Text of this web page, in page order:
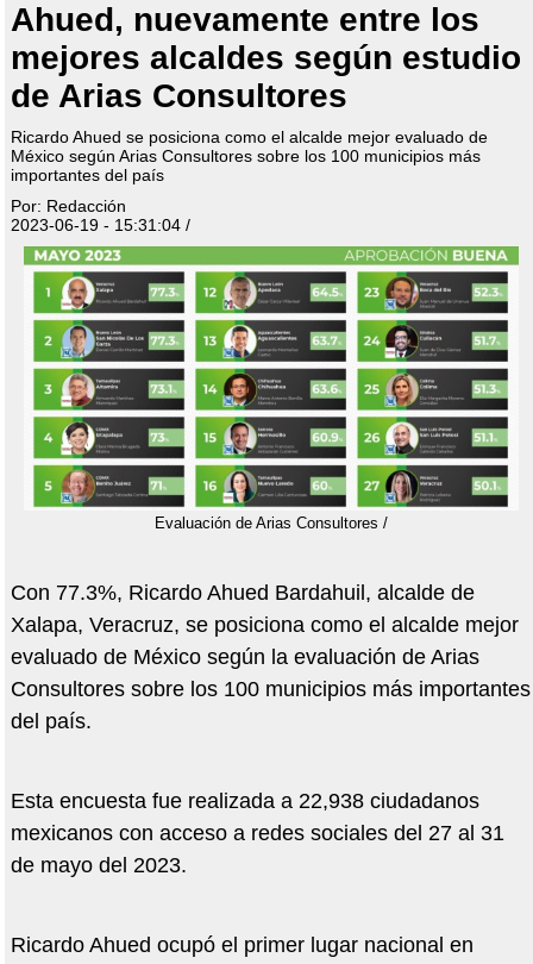
Ahued, nuevamente entre los
mejores alcaldes según estudio
de Arias Consultores
Ricardo Ahued se posiciona como el alcalde mejor evaluado de
México según Arias Consultores sobre los 100 municipios más
importantes del país
Por: Redacción
2023-06-19 - 15:31:04 /
Evaluación de Arias Consultores /
Con 77.3%, Ricardo Ahued Bardahuil, alcalde de
Xalapa, Veracruz, se posiciona como el alcalde mejor
evaluado de México según la evaluación de Arias
Consultores sobre los 100 municipios más importantes
del país.
Esta encuesta fue realizada a 22,938 ciudadanos
mexicanos con acceso a redes sociales del 27 al 31
de mayo del 2023.
Ricardo Ahued ocupó el primer lugar nacional en